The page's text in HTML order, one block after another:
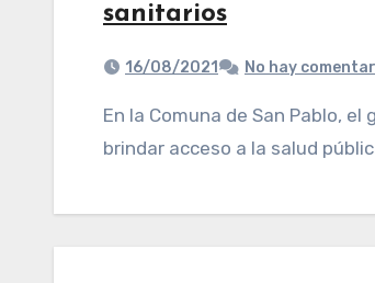
sanitarios
16/08/2021 No hay
En la Comuna de San Pablo, el gobernador, Juan Manzur, entregó una ambulancia para
brindar acceso a la salud